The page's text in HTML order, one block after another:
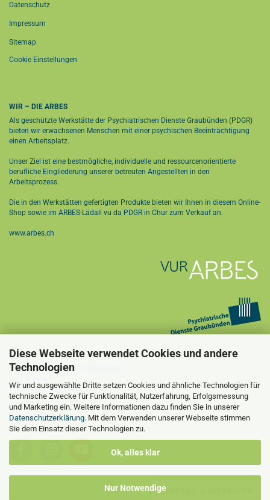
Diese Webseite verwendet Cookies und andere
Technologien
Wir und ausgewählte Dritte setzen Cookies und ähnliche Technologien für
technische Zwecke für Funktionalität, Nutzerfahrung, Erfolgsmessung
und Marketing ein. Weitere Informationen dazu finden Sie in unserer
Datenschutzerklärung. Mit dem Verwenden unserer Webseite stimmen
Sie dem Einsatz dieser Technologien zu.
Ok, alles klar
Nur Notwendige
Datenschutz
Impressum
Sitemap
Cookie Einstellungen
WIR – DIE ARBES
Als geschützte Werkstätte der Psychiatrischen Dienste Graubünden (PDGR)
bieten wir erwachsenen Menschen mit einer psychischen Beeinträchtigung
einen Arbeitsplatz.
Unser Ziel ist eine bestmögliche, individuelle und ressourcenorientierte
berufliche Eingliederung unserer betreuten Angestellten in den
Arbeitsprozess.
Die in den Werkstätten gefertigten Produkte bieten wir Ihnen in diesem Online-
Shop sowie im ARBES-Lädali vu da PDGR in Chur zum Verkauf an.
www.arbes.ch
ARBES
Psychiatrische Dienste Graubünden
7405 Rothenbrunnen
Tel. +41 58 225 44 51
info@arbes.ch
VERTRAG WIDERRUFEN